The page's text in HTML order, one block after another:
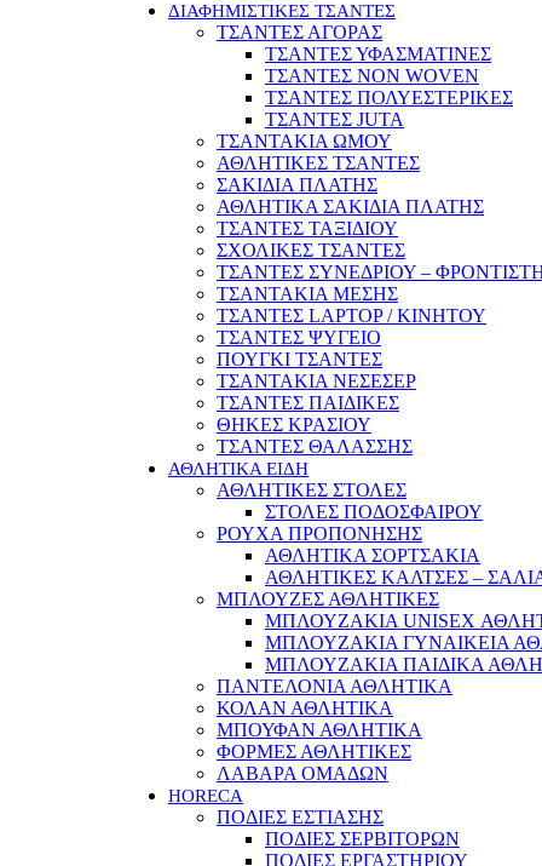
ΔΙΑΦΗΜΙΣΤΙΚΕΣ ΤΣΑΝΤΕΣ
ΤΣΑΝΤΕΣ ΑΓΟΡΑΣ
ΤΣΑΝΤΕΣ ΥΦΑΣΜΑΤΙΝΕΣ
ΤΣΑΝΤΕΣ NON WOVEN
ΤΣΑΝΤΕΣ ΠΟΛΥΕΣΤΕΡΙΚΕΣ
ΤΣΑΝΤΕΣ JUTA
ΤΣΑΝΤΑΚΙΑ ΩΜΟΥ
ΑΘΛΗΤΙΚΕΣ ΤΣΑΝΤΕΣ
ΣΑΚΙΔΙΑ ΠΛΑΤΗΣ
ΑΘΛΗΤΙΚΑ ΣΑΚΙΔΙΑ ΠΛΑΤΗΣ
ΤΣΑΝΤΕΣ ΤΑΞΙΔΙΟΥ
ΣΧΟΛΙΚΕΣ ΤΣΑΝΤΕΣ
ΤΣΑΝΤΕΣ ΣΥΝΕΔΡΙΟΥ –
ΤΣΑΝΤΑΚΙΑ ΜΕΣΗΣ
ΤΣΑΝΤΕΣ LAPTOP / ΚΙΝΗΤΟΥ
ΤΣΑΝΤΕΣ ΨΥΓΕΙΟ
ΠΟΥΓΚΙ ΤΣΑΝΤΕΣ
ΤΣΑΝΤΑΚΙΑ ΝΕΣΕΣΕΡ
ΤΣΑΝΤΕΣ ΠΑΙΔΙΚΕΣ
ΘΗΚΕΣ ΚΡΑΣΙΟΥ
ΤΣΑΝΤΕΣ ΘΑΛΑΣΣΗΣ
ΑΘΛΗΤΙΚΑ ΕΙΔΗ
ΑΘΛΗΤΙΚΕΣ ΣΤΟΛΕΣ
ΣΤΟΛΕΣ ΠΟΔΟΣΦΑΙΡΟΥ
ΡΟΥΧΑ ΠΡΟΠΟΝΗΣΗΣ
ΑΘΛΗΤΙΚΑ ΣΟΡΤΣΑΚΙΑ
ΑΘΛΗΤΙΚΕΣ ΚΑΛΤΣΕΣ –
ΜΠΛΟΥΖΕΣ ΑΘΛΗΤΙΚΕΣ
ΜΠΛΟΥΖΑΚΙΑ UNISEX
ΜΠΛΟΥΖΑΚΙΑ ΓΥΝΑΙΚΕΙΑ
ΜΠΛΟΥΖΑΚΙΑ ΠΑΙΔΙΚΑ
ΠΑΝΤΕΛΟΝΙΑ ΑΘΛΗΤΙΚΑ
ΚΟΛΑΝ ΑΘΛΗΤΙΚΑ
ΜΠΟΥΦΑΝ ΑΘΛΗΤΙΚΑ
ΦΟΡΜΕΣ ΑΘΛΗΤΙΚΕΣ
ΛΑΒΑΡΑ ΟΜΑΔΩΝ
HORECA
ΠΟΔΙΕΣ ΕΣΤΙΑΣΗΣ
ΠΟΔΙΕΣ ΣΕΡΒΙΤΟΡΩΝ
ΠΟΔΙΕΣ ΕΡΓΑΣΤΗΡΙΟΥ